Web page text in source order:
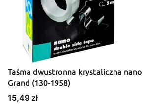
Taśma dwustronna krystaliczna
Grand (130-1958)
Cena
15,49 zł